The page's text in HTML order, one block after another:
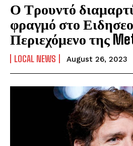
Ο Τρουντό
φραγμό στο
Περιεχόμενο της
LOCAL NEWS August 26, 2023